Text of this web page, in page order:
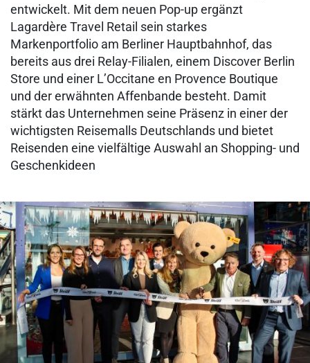
entwickelt. Mit dem neuen Pop-up ergänzt
Lagardère Travel Retail sein starkes
Markenportfolio am Berliner Hauptbahnhof, das
bereits aus drei Relay-Filialen, einem Discover Berlin
Store und einer L’Occitane en Provence Boutique
und der erwähnten Affenbande besteht. Damit
stärkt das Unternehmen seine Präsenz in einer der
wichtigsten Reisemalls Deutschlands und bietet
Reisenden eine vielfältige Auswahl an Shopping- und
Geschenkideen